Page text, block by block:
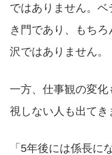
ではありません。
き門であり、もち
沢ではありません。
一方、仕事観の変
視しない人も出てき
「5年後には係長に